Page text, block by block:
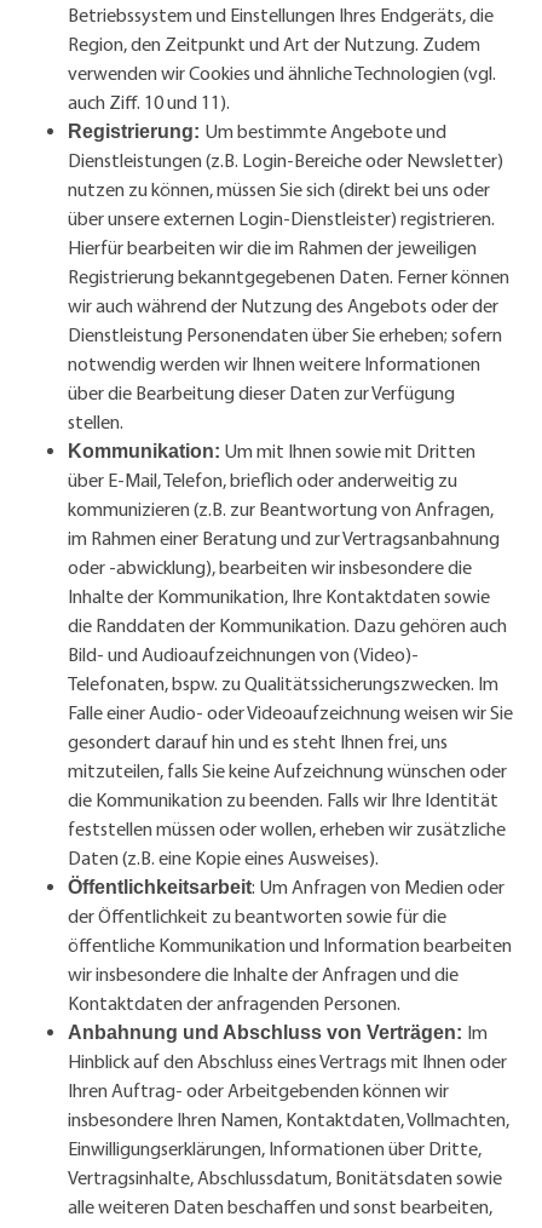
Betriebssystem und Einstellungen Ihres Endgeräts, die
Region, den Zeitpunkt und Art der Nutzung. Zudem
verwenden wir Cookies und ähnliche Technologien (vgl.
auch Ziff. 10 und 11).
Registrierung: Um bestimmte Angebote und
Dienstleistungen (z.B. Login-Bereiche oder Newsletter)
nutzen zu können, müssen Sie sich (direkt bei uns oder
über unsere externen Login-Dienstleister) registrieren.
Hierfür bearbeiten wir die im Rahmen der jeweiligen
Registrierung bekanntgegebenen Daten. Ferner können
wir auch während der Nutzung des Angebots oder der
Dienstleistung Personendaten über Sie erheben; sofern
notwendig werden wir Ihnen weitere Informationen
über die Bearbeitung dieser Daten zur Verfügung
stellen.
Kommunikation: Um mit Ihnen sowie mit Dritten
über E-Mail, Telefon, brieflich oder anderweitig zu
kommunizieren (z.B. zur Beantwortung von Anfragen,
im Rahmen einer Beratung und zur Vertragsanbahnung
oder -abwicklung), bearbeiten wir insbesondere die
Inhalte der Kommunikation, Ihre Kontaktdaten sowie
die Randdaten der Kommunikation. Dazu gehören auch
Bild- und Audioaufzeichnungen von (Video)-
Telefonaten, bspw. zu Qualitätssicherungszwecken. Im
Falle einer Audio- oder Videoaufzeichnung weisen wir Sie
gesondert darauf hin und es steht Ihnen frei, uns
mitzuteilen, falls Sie keine Aufzeichnung wünschen oder
die Kommunikation zu beenden. Falls wir Ihre Identität
feststellen müssen oder wollen, erheben wir zusätzliche
Daten (z.B. eine Kopie eines Ausweises).
Öffentlichkeitsarbeit: Um Anfragen von Medien oder
der Öffentlichkeit zu beantworten sowie für die
öffentliche Kommunikation und Information bearbeiten
wir insbesondere die Inhalte der Anfragen und die
Kontaktdaten der anfragenden Personen.
Anbahnung und Abschluss von Verträgen: Im
Hinblick auf den Abschluss eines Vertrags mit Ihnen oder
Ihren Auftrag- oder Arbeitgebenden können wir
insbesondere Ihren Namen, Kontaktdaten, Vollmachten,
Einwilligungserklärungen, Informationen über Dritte,
Vertragsinhalte, Abschlussdatum, Bonitätsdaten sowie
alle weiteren Daten beschaffen und sonst bearbeiten,